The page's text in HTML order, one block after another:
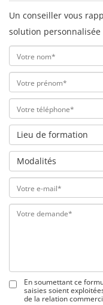
Un conseiller vous
solution personnalisée
Lieu de formation
Modalités
En soumettant ce
saisies soient
de la relation